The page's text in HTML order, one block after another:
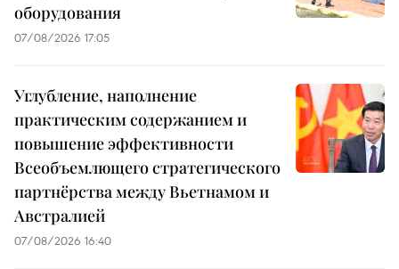
оборудования
07/08/2026 17:05
Углубление, наполнение
практическим содержанием и
повышение эффективности
Всеобъемлющего стратегического
партнёрства между Вьетнамом и
Австралией
07/08/2026 16:40